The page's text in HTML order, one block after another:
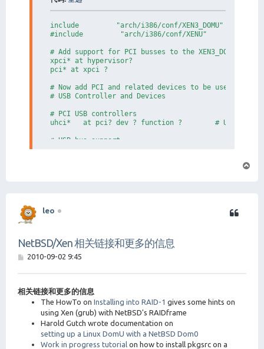
include         "arch/i386/conf/XEN3_DOMU"
#include         "arch/i386/conf/XENU"           # in
# Add support for PCI busses to the XEN3_DOMU kernel
xpci* at hypervisor?
pci* at xpci ?
# Now add PCI and related devices to be used by this
# USB Controller and Devices
# PCI USB controllers
uhci*   at pci? dev ? function ?        # Universal
# USB bus support
umass*  at uhub? port ? configuration ? interface ?
ahc*    at pci? dev ? function ?        # Adaptec
# SCSI bus support (for both ahc and umass)
sd*     at scsibus? target ? lun ?      # SCSI disk
leo
NetBSD/Xen 相关链接和更多的信息
帖
2010-09-02 9:45
相关链接和更多的信息
The HowTo on Installing into RAID-1 gives some hints on
using Xen (grub) with NetBSD's RAIDframe
Harold Gutch wrote documentation on
setting up a Linux DomU with a NetBSD Dom0
Work in progress tutorial on how to install pkgsrc on a